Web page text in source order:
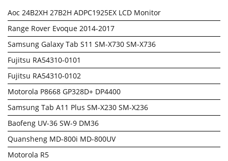
Aoc 24B2XH 27B2H ADPC1925EX LCD Monitor
Range Rover Evoque 2014-2017
Samsung Galaxy Tab S11 SM-X730 SM-X736
Fujitsu RA54310-0101
Fujitsu RA54310-0102
Motorola P8668 GP328D+ DP4400
Samsung Tab A11 Plus SM-X230 SM-X236
Baofeng UV-36 SW-9 DM36
Quansheng MD-800i MD-800UV
Motorola R5